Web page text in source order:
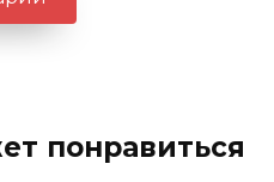
понравиться